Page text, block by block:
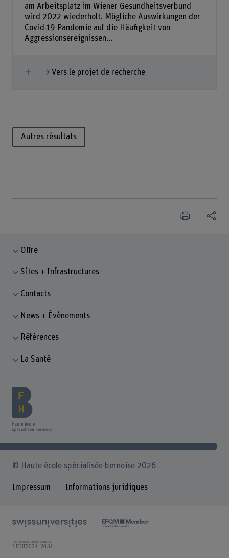
am Arbeitsplatz im Wiener Gesundheitsverbund
wird 2022 wiederholt. Mögliche Auswirkungen der
Covid-19 Pandemie auf die Häufigkeit von
Aggressionsereignissen...
Afficher plus
Vers le projet de recherche
Autres résultats
Offre
Sites + Infrastructures
Contacts
News + Évènements
Références
La Santé
© Haute école spécialisée bernoise 2026
Impressum Informations juridiques